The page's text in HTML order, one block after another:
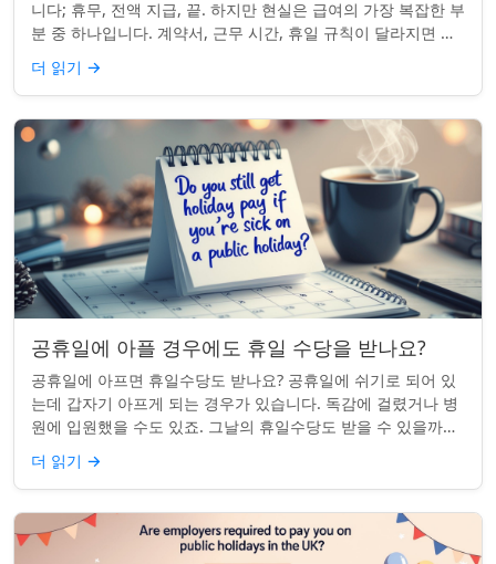
니다; 휴무, 전액 지급, 끝. 하지만 현실은 급여의 가장 복잡한 부
분 중 하나입니다. 계약서, 근무 시간, 휴일 규칙이 달라지면 하
나의 공휴일이 준수 문제...
더 읽기 →
공휴일에 아플 경우에도 휴일 수당을 받나요?
공휴일에 아프면 휴일수당도 받나요? 공휴일에 쉬기로 되어 있
는데 갑자기 아프게 되는 경우가 있습니다. 독감에 걸렸거나 병
원에 입원했을 수도 있죠. 그날의 휴일수당도 받을 수 있을까요?
이는 흔한 질문이며, 답변은 주...
더 읽기 →